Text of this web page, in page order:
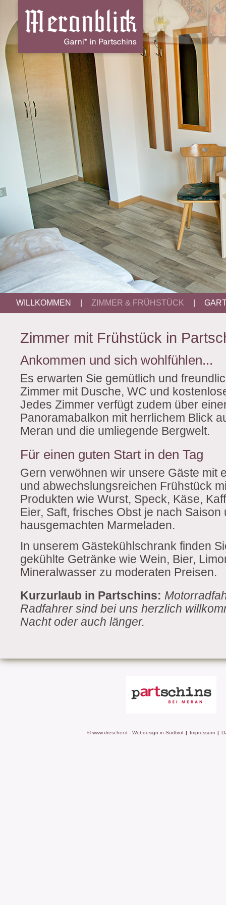
WILLKOMMEN ZIMMER & FRÜHSTÜCK
Zimmer mit Frühstück in
Ankommen und sich wohlfühlen...
Es erwarten Sie gemütlich und
Zimmer mit Dusche, WC und
Jedes Zimmer verfügt zudem über
Panoramabalkon mit herrlichem Blick
Meran und die umliegende Bergwelt.
Für einen guten Start in den Tag
Gern verwöhnen wir unsere Gäste mit
und abwechslungsreichen Frühstück
Produkten wie Wurst, Speck, Käse,
Eier, Saft, frisches Obst je nach
hausgemachten Marmeladen.
In unserem Gästekühlschrank finden
gekühlte Getränke wie Wein, Bier,
Mineralwasser zu moderaten Preisen.
Kurzurlaub in Partschins:
Radfahrer sind bei uns herzlich
Nacht oder auch länger.
© www.drescher.it - Webdesign in Südtirol | Impressum |